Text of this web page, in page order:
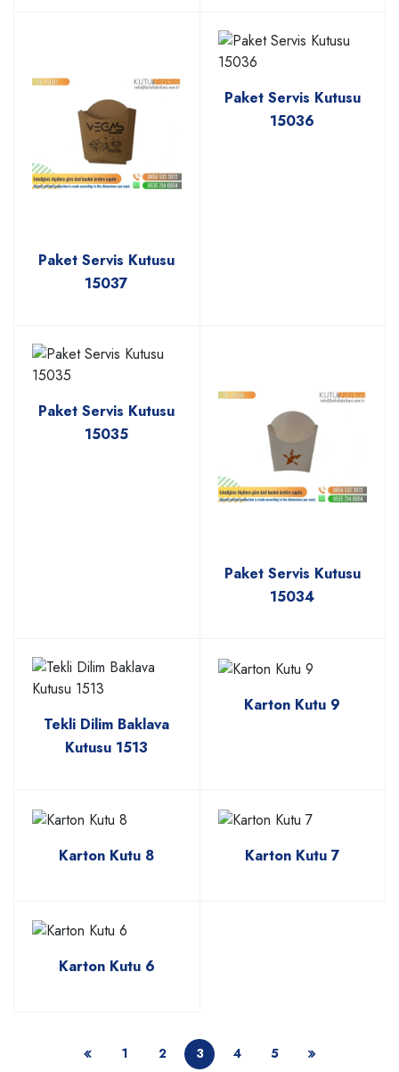
Paket Servis Kutusu
15037
Paket Servis Kutusu
15036
Paket Servis Kutusu
15035
Paket Servis Kutusu
15034
Tekli Dilim Baklava
Kutusu 1513
Karton Kutu 9
Karton Kutu 8 Karton Kutu 7
Karton Kutu 6
1 2 3 4 5